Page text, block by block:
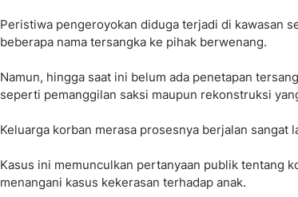
Peristiwa pengeroyokan diduga terjadi di kawasan
beberapa nama tersangka ke pihak berwenang.
Namun, hingga saat ini belum ada penetapan
seperti pemanggilan saksi maupun rekonstruksi
Keluarga korban merasa prosesnya berjalan sangat
Kasus ini memunculkan pertanyaan publik tentang
menangani kasus kekerasan terhadap anak.